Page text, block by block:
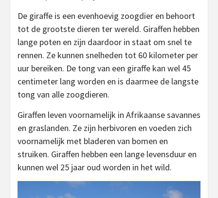
De giraffe is een evenhoevig zoogdier en behoort
tot de grootste dieren ter wereld. Giraffen hebben
lange poten en zijn daardoor in staat om snel te
rennen. Ze kunnen snelheden tot 60 kilometer per
uur bereiken. De tong van een giraffe kan wel 45
centimeter lang worden en is daarmee de langste
tong van alle zoogdieren.
Giraffen leven voornamelijk in Afrikaanse savannes
en graslanden. Ze zijn herbivoren en voeden zich
voornamelijk met bladeren van bomen en
struiken. Giraffen hebben een lange levensduur en
kunnen wel 25 jaar oud worden in het wild.